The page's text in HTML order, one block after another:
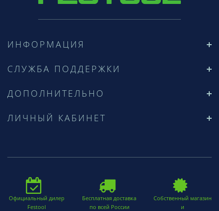
ИНФОРМАЦИЯ
СЛУЖБА ПОДДЕРЖКИ
ДОПОЛНИТЕЛЬНО
ЛИЧНЫЙ КАБИНЕТ
Официальный дилер
Festool
Бесплатная доставка
по всей России
Собственный магазин
и